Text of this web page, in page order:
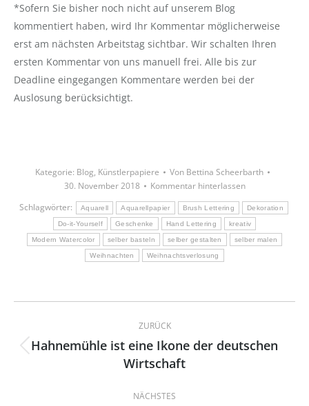
*Sofern Sie bisher noch nicht auf unserem Blog
kommentiert haben, wird Ihr Kommentar möglicherweise
erst am nächsten Arbeitstag sichtbar. Wir schalten Ihren
ersten Kommentar von uns manuell frei. Alle bis zur
Deadline eingegangen Kommentare werden bei der
Auslosung berücksichtigt.
Kategorie: Blog, Künstlerpapiere Von Bettina Scheerbarth
30. November 2018
Kommentar hinterlassen
Schlagwörter:
Aquarell Aquarellpapier Brush Lettering Dekoration
Do-it-Yourself Geschenke Hand Lettering kreativ
Modern Watercolor selber basteln selber gestalten selber malen
Weihnachten Weihnachtsverlosung
Kommentarnavigation
ZURÜCK
Vorheriger
Beitrag:
Hahnemühle ist eine Ikone der deutschen
Wirtschaft
NÄCHSTES